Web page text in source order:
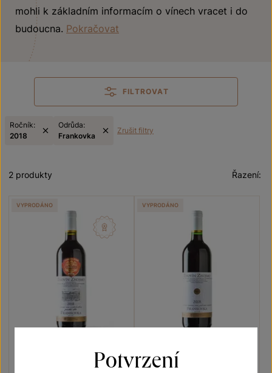
mohli k základním informacím o vínech vracet i do
budoucna. Pokračovat
FILTROVAT
Ročník:
2018
Odrůda:
Frankovka
Zrušit filtry
Řazení:
2 produkty
VYPRODÁNO
Frankovka
VYPRODÁNO
Potvrzení